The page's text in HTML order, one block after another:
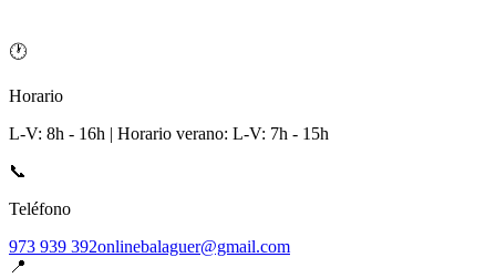
🕐
Horario
L-V: 8h - 16h | Horario verano: L-V: 7h - 15h
📞
Teléfono
973 939 392onlinebalaguer@gmail.com
📍